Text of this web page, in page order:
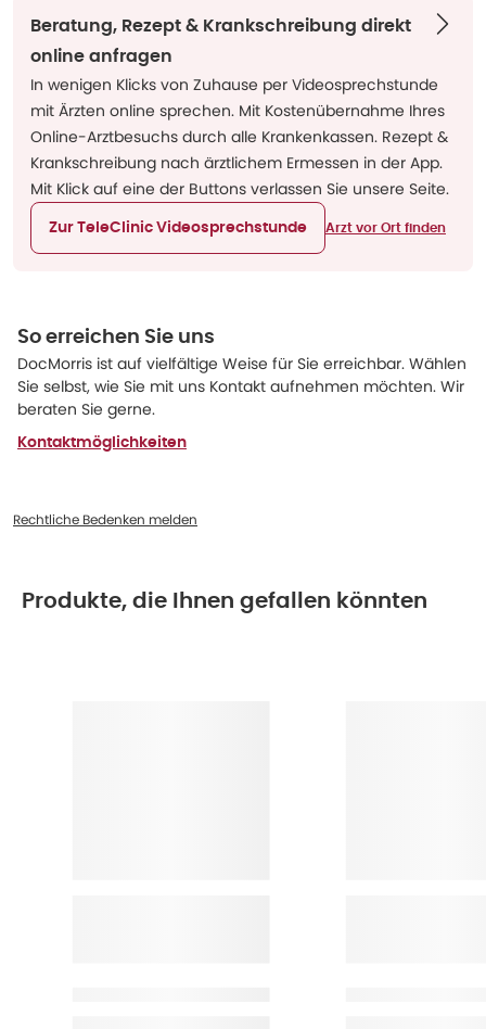
Beratung, Rezept & Krankschreibung direkt
online anfragen
In wenigen Klicks von Zuhause per Videosprechstunde
mit Ärzten online sprechen. Mit Kostenübernahme Ihres
Online-Arztbesuchs durch alle Krankenkassen. Rezept &
Krankschreibung nach ärztlichem Ermessen in der App.
Mit Klick auf eine der Buttons verlassen Sie unsere Seite.
Zur TeleClinic Videosprechstunde Arzt vor Ort finden
So erreichen Sie uns
DocMorris ist auf vielfältige Weise für Sie erreichbar. Wählen
Sie selbst, wie Sie mit uns Kontakt aufnehmen möchten. Wir
beraten Sie gerne.
Kontaktmöglichkeiten
Rechtliche Bedenken melden
Produkte, die Ihnen gefallen könnten